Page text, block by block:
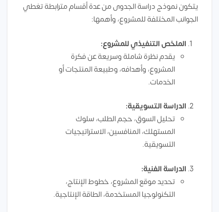
يتكون نموذج دراسة الجدوى من عدة أقسام مترابطة تغطي
الجوانب المختلفة للمشروع، وأهمها:
الملخص التنفيذي للمشروع:
يقدم نظرة شاملة وسريعة عن فكرة
المشروع، وأهدافه، وطبيعة المنتجات أو
الخدمات.
الدراسة التسويقية:
تحليل السوق، حجم الطلب، سلوك
المستهلك، المنافسين، الاستراتيجيات
التسويقية.
الدراسة الفنية:
تحديد موقع المشروع، خطوط الإنتاج،
التكنولوجيا المستخدمة، الطاقة الإنتاجية.